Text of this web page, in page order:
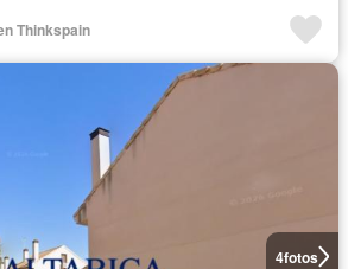
Thinkspain
4fotos